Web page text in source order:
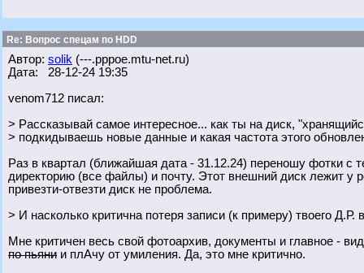
Re: Вопрос спецам по HDD
Автор: solik (---.pppoe.mtu-net.ru)
Дата: 28-12-24 19:35
venom712 писал:
> Рассказывай самое интересное... как ты на диск,
> подкидываешь новые данные и какая частота этого
Раз в квартал (ближайшая дата - 31.12.24) переношу фотки
директорию (все файлы) и почту. Этот внешний диск лежит у
привезти-отвезти диск не проблема.
> И насколько критична потеря записи (к примеру) твоего Д.Р.
Мне критичен весь свой фотоархив, документы и главное -
по пьяни и плАчу от умиления. Да, это мне критично.